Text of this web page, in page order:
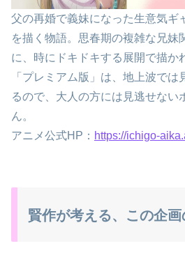
父の再婚で義妹になった生意気ギ
を描く物語。思春期の複雑な兄妹
に、時にドキドキする展開で描か
「プレミアム版」は、地上波で
るので、大人の方には見逃せない
ん。
アニメ公式HP： https://ichigo-
賢作が考える、この企画